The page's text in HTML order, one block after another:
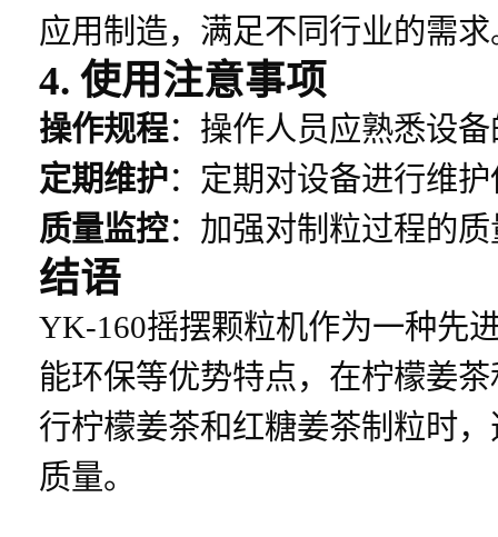
应用制造，满足不同行业的需求
4. 使用注意事项
操作规程：操作人员应熟悉设
定期维护：定期对设备进行维
质量监控：加强对制粒过程的
结语
YK-160摇摆颗粒机作为一种先
能环保等优势特点，在柠檬姜
行柠檬姜茶和红糖姜茶制粒时
质量。